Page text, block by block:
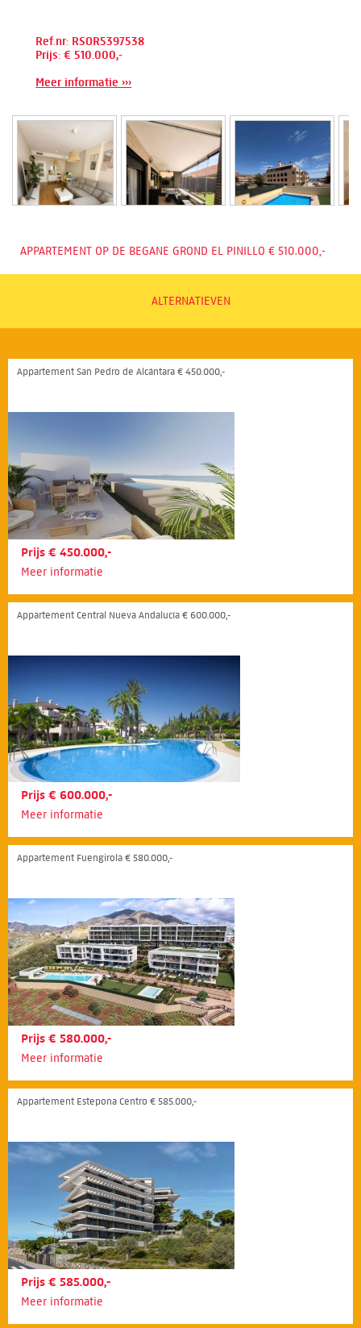
Ref.nr: RSOR5397538
Prijs: € 510.000,-
Meer informatie ›››
APPARTEMENT OP DE BEGANE GROND EL PINILLO € 510.000,-
ALTERNATIEVEN
Appartement San Pedro de Alcántara € 450.000,-
Prijs € 450.000,-
Meer informatie
Appartement Central Nueva Andalucía € 600.000,-
Prijs € 600.000,-
Meer informatie
Appartement Fuengirola € 580.000,-
Prijs € 580.000,-
Meer informatie
Appartement Estepona Centro € 585.000,-
Prijs € 585.000,-
Meer informatie